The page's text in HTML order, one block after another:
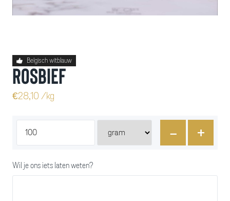
Belgisch witblauw
Rosbief
€28,10 /kg
- +
Wil je ons iets laten weten?